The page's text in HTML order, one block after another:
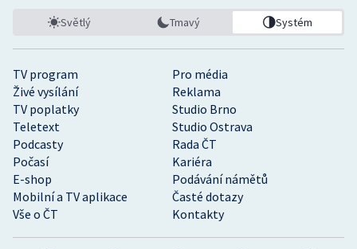
TV program
Pro média
Živé vysílání
Reklama
TV poplatky
Studio Brno
Teletext
Studio Ostrava
Podcasty
Rada ČT
Počasí
Kariéra
E-shop
Podávání námětů
Mobilní a TV aplikace
Časté dotazy
Vše o ČT
Kontakty
Světlý Tmavý Systém